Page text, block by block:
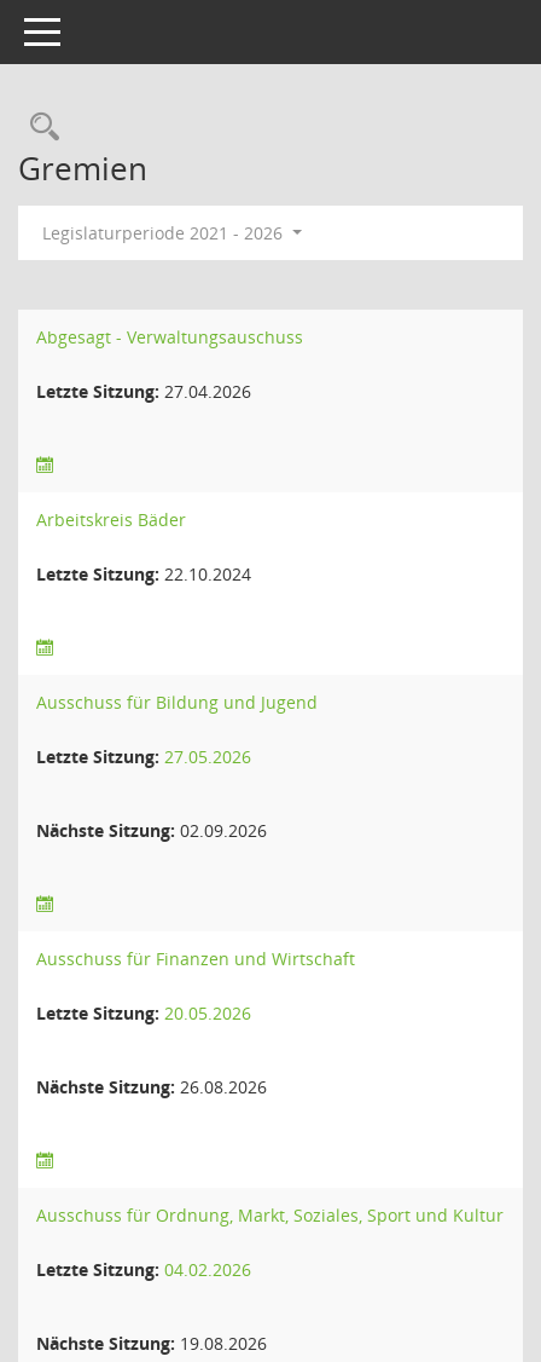
Toggle navigation
Rechercheauswahl
Gremien
Legislaturperiode 2021 - 2026
Abgesagt - Verwaltungsauschuss
Letzte Sitzung: 27.04.2026
Arbeitskreis Bäder
Letzte Sitzung: 22.10.2024
Ausschuss für Bildung und Jugend
Letzte Sitzung: 27.05.2026
Nächste Sitzung: 02.09.2026
Ausschuss für Finanzen und Wirtschaft
Letzte Sitzung: 20.05.2026
Nächste Sitzung: 26.08.2026
Ausschuss für Ordnung, Markt, Soziales, Sport und Kultur
Letzte Sitzung: 04.02.2026
Nächste Sitzung: 19.08.2026